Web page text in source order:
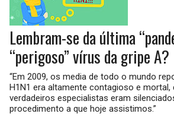
Lembram-se da última
“perigoso” vírus da gripe A?
“Em 2009, os media de todo o mundo
H1N1 era altamente contagioso e mortal,
verdadeiros especialistas eram
procedimento a que hoje assistimos.”